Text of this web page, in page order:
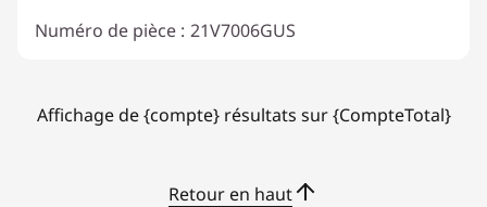
Numéro de pièce : 21V7006GUS
Affichage de {compte} résultats sur {CompteTotal}
Retour en haut